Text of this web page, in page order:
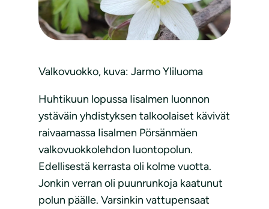
Valkovuokko, kuva: Jarmo Yliluoma
Huhtikuun lopussa Iisalmen luonnon
ystäväin yhdistyksen talkoolaiset kävivät
raivaamassa Iisalmen Pörsänmäen
valkovuokkolehdon luontopolun.
Edellisestä kerrasta oli kolme vuotta.
Jonkin verran oli puunrunkoja kaatunut
polun päälle. Varsinkin vattupensaat